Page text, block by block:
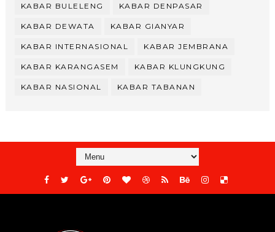
KABAR BULELENG KABAR DENPASAR
KABAR DEWATA KABAR GIANYAR
KABAR INTERNASIONAL KABAR JEMBRANA
KABAR KARANGASEM KABAR KLUNGKUNG
KABAR NASIONAL KABAR TABANAN